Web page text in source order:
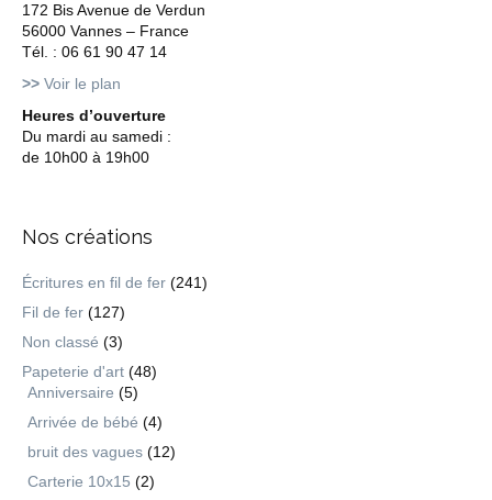
172 Bis Avenue de Verdun
56000 Vannes – France
Tél. : 06 61 90 47 14
>> Voir le plan
Heures d’ouverture
Du mardi au samedi :
de 10h00 à 19h00
Nos créations
Écritures en fil de fer (241)
Fil de fer (127)
Non classé (3)
Papeterie d'art (48)
Anniversaire (5)
Arrivée de bébé (4)
bruit des vagues (12)
Carterie 10x15 (2)